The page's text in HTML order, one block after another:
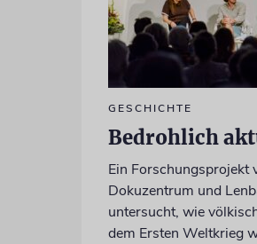
GESCHICHTE
Bedrohlich
Ein Forschungsprojekt
Dokuzentrum und
untersucht, wie
dem Ersten Weltkrieg